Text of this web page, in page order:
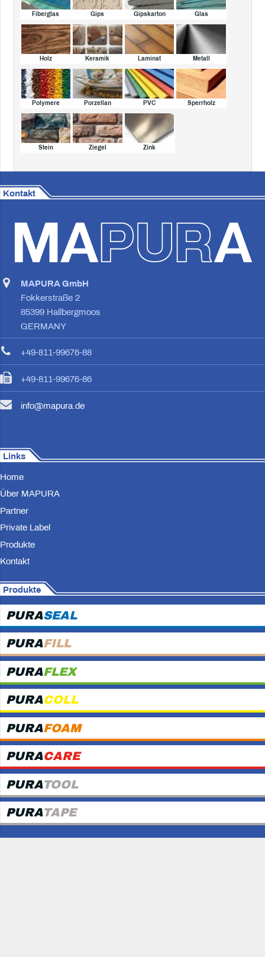
Fiberglas Gips Gipskarton Glas
Holz Keramik Laminat Metall
Polymere Porzellan PVC Sperrholz
Stein Ziegel Zink
Kontakt
MAPURA GmbH
Fokkerstraße 2
85399 Hallbergmoos
GERMANY
+49-811-99676-88
+49-811-99676-86
info@mapura.de
Links
Home
Über MAPURA
Partner
Private Label
Produkte
Kontakt
Produkte
PURASEAL
PURAFILL
PURAFLEX
PURACOLL
PURAFOAM
PURACARE
PURATOOL
PURATAPE